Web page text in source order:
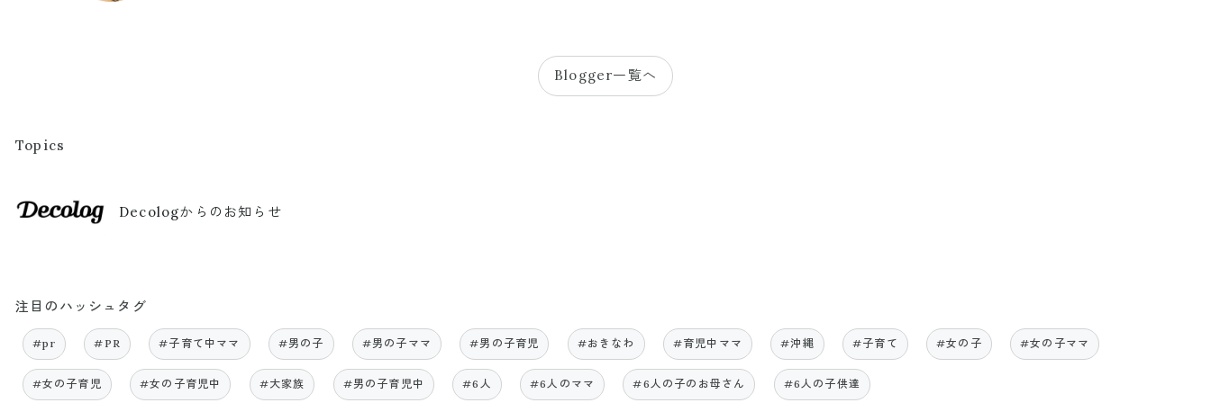
Blogger一覧へ
Topics
Decologからのお知らせ
注目のハッシュタグ
#pr #PR #子育て中ママ #男の子 #男の子ママ #男の子育児 #おきなわ #育児中ママ #沖縄 #子育て #女の子 #女の子ママ
#女の子育児 #女の子育児中 #大家族 #男の子育児中 #6人 #6人のママ #6人の子のお母さん #6人の子供達